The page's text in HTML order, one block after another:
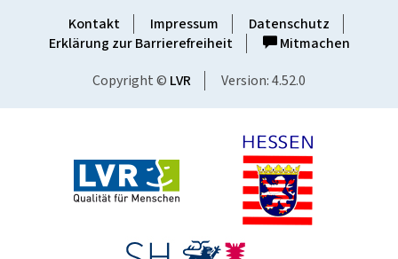
Kontakt Impressum
Datenschutz
Erklärung zur Barrierefreiheit
Mitmachen
Copyright © LVR Version: 4.52.0